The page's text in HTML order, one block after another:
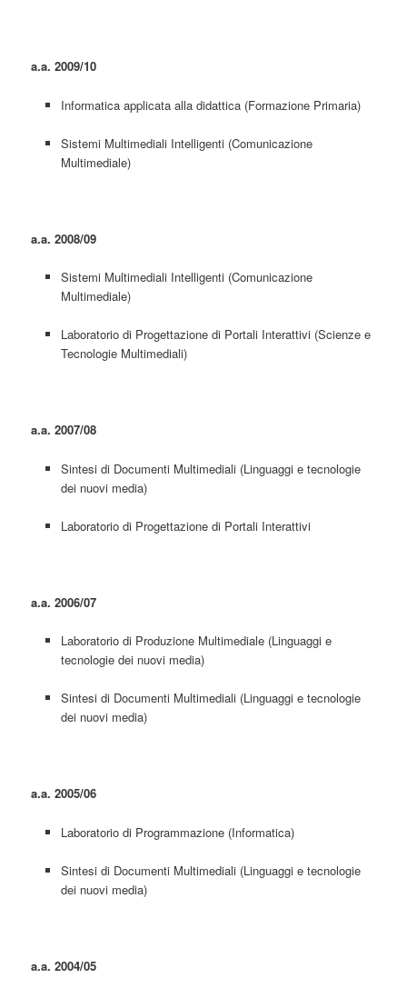
a.a. 2009/10
Informatica applicata alla didattica (Formazione Primaria)
Sistemi Multimediali Intelligenti (Comunicazione
Multimediale)
a.a. 2008/09
Sistemi Multimediali Intelligenti (Comunicazione
Multimediale)
Laboratorio di Progettazione di Portali Interattivi (Scienze e
Tecnologie Multimediali)
a.a. 2007/08
Sintesi di Documenti Multimediali (Linguaggi e tecnologie
dei nuovi media)
Laboratorio di Progettazione di Portali Interattivi
a.a. 2006/07
Laboratorio di Produzione Multimediale (Linguaggi e
tecnologie dei nuovi media)
Sintesi di Documenti Multimediali (Linguaggi e tecnologie
dei nuovi media)
a.a. 2005/06
Laboratorio di Programmazione (Informatica)
Sintesi di Documenti Multimediali (Linguaggi e tecnologie
dei nuovi media)
a.a. 2004/05